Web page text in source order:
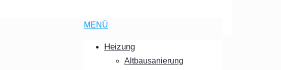
MENÜ
Heizung
Altbausanierung